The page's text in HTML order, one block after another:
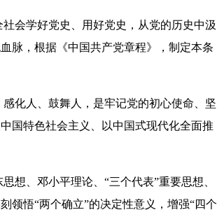
会学好党史、用好党史，从党的历史中汲
脉，根据《中国共产党章程》，制定本条
化人、鼓舞人，是牢记党的初心使命、坚
国特色社会主义、以中国式现代化全面推
、邓小平理论、“三个代表”重要思想、
领悟“两个确立”的决定性意义，增强“四个